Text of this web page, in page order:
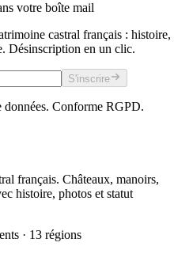
votre boîte mail
castral français : histoire,
Désinscription en un clic.
S'inscrire
données. Conforme RGPD.
français. Châteaux, manoirs,
histoire, photos et statut
· 13 régions